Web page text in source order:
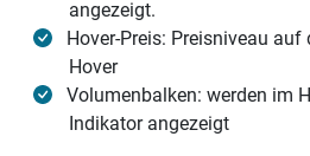
angezeigt.
Hover-Preis: Preisniveau auf
Hover
Volumenbalken: werden im
Indikator angezeigt